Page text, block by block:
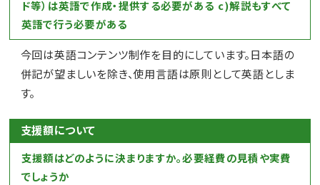
ド等）は英語で作成・提供する必要がある c)解説もすべて
英語で行う必要がある
今回は英語コンテンツ制作を目的にしています。日本語の
併記が望ましいを除き、使用言語は原則として英語としま
す。
支援額について
支援額はどのように決まりますか。必要経費の見積や実費
でしょうか